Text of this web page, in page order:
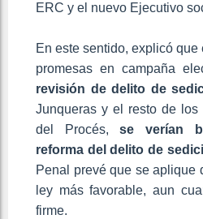
ERC y el nuevo Ejecutivo
En este sentido, explicó
promesas en campaña
revisión de delito de
Junqueras y el resto de los
del Procés,se verían
reforma del delito de
Penal prevé que se aplique
ley más favorable, aun
firme.